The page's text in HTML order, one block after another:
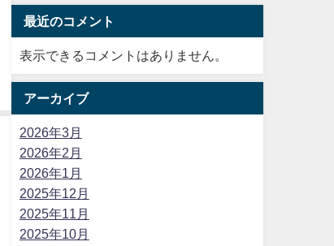
最近のコメント
表示できるコメントはありません。
アーカイブ
2026年3月
2026年2月
2026年1月
2025年12月
2025年11月
2025年10月